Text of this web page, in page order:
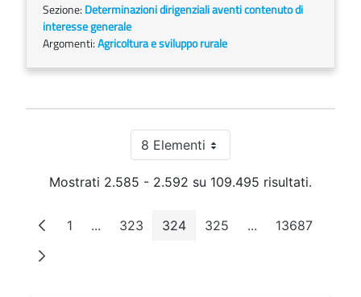
Sezione: Determinazioni dirigenziali aventi contenuto di
interesse generale
Argomenti:Agricoltura e sviluppo rurale
8 ElementiPer pagina
Mostrati 2.585 - 2.592 su 109.495 risultati.
Pagina
1 ...Pagine intermedie
Pagina
323 Pagina
324 Pagina
325 ...Pagine intermedie
Pagina
13687